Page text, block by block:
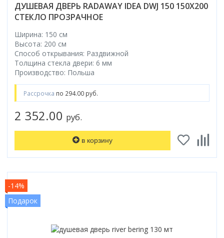
ДУШЕВАЯ ДВЕРЬ RADAWAY IDEA DWJ 150 150Х200
СТЕКЛО ПРОЗРАЧНОЕ
Ширина: 150 см
Высота: 200 см
Способ открывания: Раздвижной
Толщина стекла двери: 6 мм
Производство: Польша
Рассрочка по 294.00 руб.
2 352.00 руб.
в корзину
-14%
Подарок